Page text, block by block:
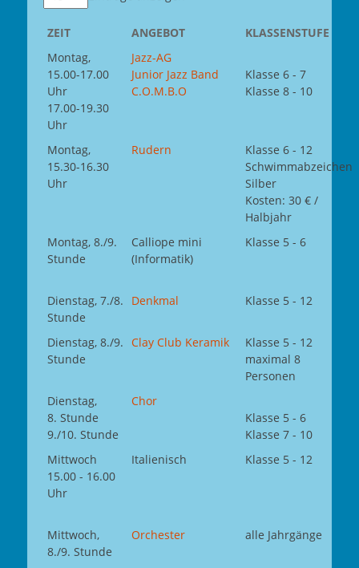
ZEIT ANGEBOT
KLASSENSTUFE
Montag,
15.00-17.00
Uhr
17.00-19.30
Uhr
Jazz-AG
Junior Jazz Band
C.O.M.B.O
Klasse 6 - 7
Klasse 8 - 10
Montag,
15.30-16.30
Uhr
Rudern
Klasse 6 - 12
Schwimmabzeichen
Silber
Kosten: 30 € /
Halbjahr
Montag, 8./9.
Stunde
Calliope mini
(Informatik)
Klasse 5 - 6
Dienstag, 7./8.
Stunde
Denkmal Klasse 5 - 12
Dienstag, 8./9.
Stunde
Clay Club Keramik
Klasse 5 - 12
maximal 8
Personen
Dienstag,
8. Stunde
9./10. Stunde
Chor
Klasse 5 - 6
Klasse 7 - 10
Mittwoch
15.00 - 16.00
Uhr
Italienisch Klasse 5 - 12
Mittwoch,
8./9. Stunde
Orchester alle Jahrgänge